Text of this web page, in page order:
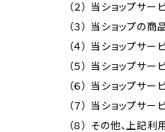
（２） 当ショップサ
（３） 当ショップの
（４） 当ショップサ
（５） 当ショップサ
（６） 当ショップサ
（７） 当ショップサ
（８） その他、上記